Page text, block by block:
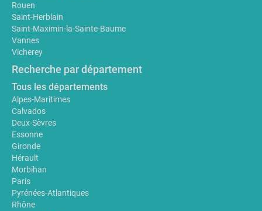
Rouen
Saint-Herblain
Saint-Maximin-la-Sainte-Baume
Vannes
Vicherey
Recherche par département
Tous les départements
Alpes-Maritimes
Calvados
Deux-Sèvres
Essonne
Gironde
Hérault
Morbihan
Paris
Pyrénées-Atlantiques
Rhône